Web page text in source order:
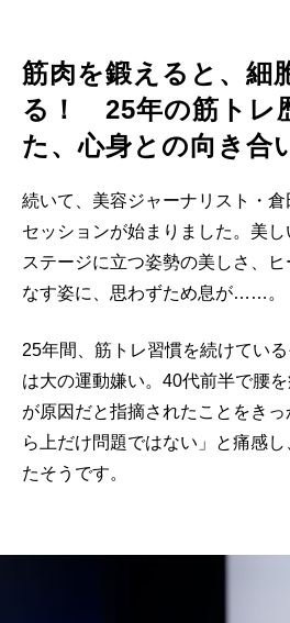
筋肉を鍛えると、細
る！ 25年の筋トレ
た、心身との向き合
続いて、美容ジャーナリスト・
セッションが始まりました。美し
ステージに立つ姿勢の美しさ、
なす姿に、思わずため息が……。
25年間、筋トレ習慣を続けてい
は大の運動嫌い。40代前半で腰を
が原因だと指摘されたことをき
ら上だけ問題ではない」と痛感
たそうです。